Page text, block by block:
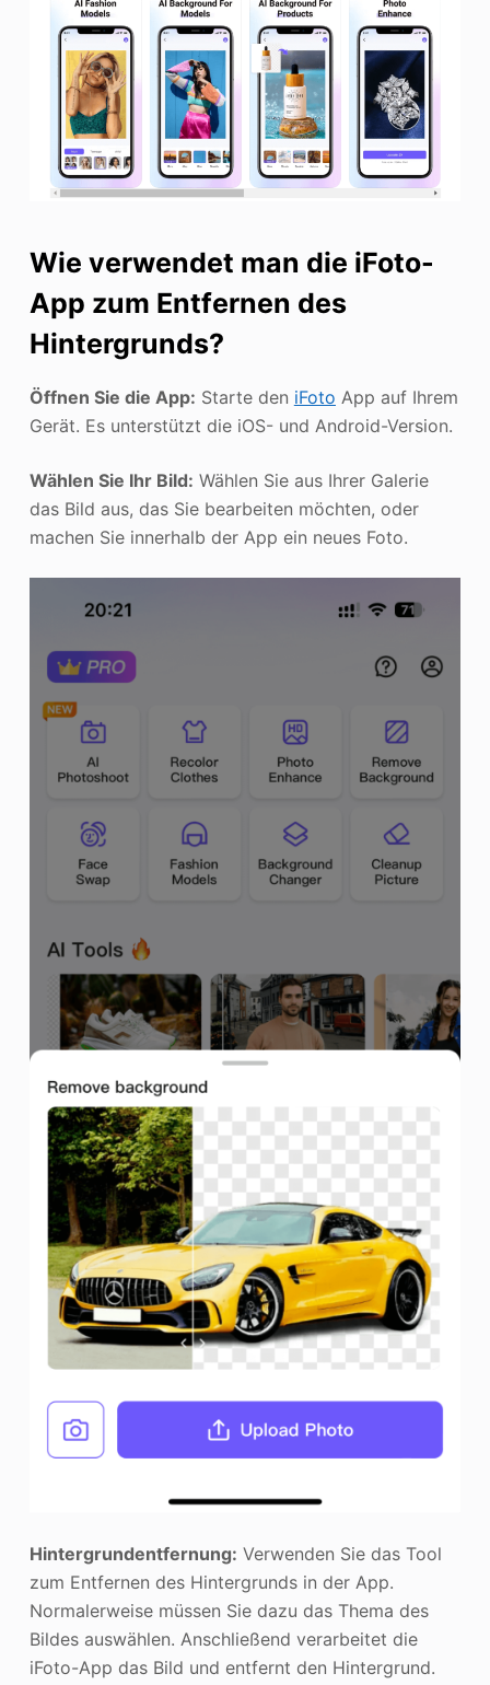
Wie verwendet man die iFoto-
App zum Entfernen des
Hintergrunds?
Öffnen Sie die App: Starte den iFoto App auf Ihrem
Gerät. Es unterstützt die iOS- und Android-Version.
Wählen Sie Ihr Bild: Wählen Sie aus Ihrer Galerie
das Bild aus, das Sie bearbeiten möchten, oder
machen Sie innerhalb der App ein neues Foto.
Hintergrundentfernung: Verwenden Sie das Tool
zum Entfernen des Hintergrunds in der App.
Normalerweise müssen Sie dazu das Thema des
Bildes auswählen. Anschließend verarbeitet die
iFoto-App das Bild und entfernt den Hintergrund.